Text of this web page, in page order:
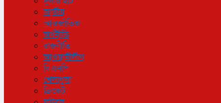
জাতীয়
আন্তর্জাতিক
অর্থনীতি
রাজনীতি
আওয়ামীলীগ
বিএনপি
খেলাধুলা
ক্রিকেট